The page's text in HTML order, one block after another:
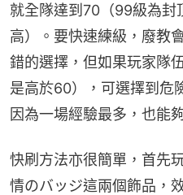
就全隊達到70（99級為封
高）。要快速練級，廢教
錯的選擇，但如果玩家隊
是高於60），可選擇到危
因為一場經驗最多，也能
快刷方法亦很簡單，首先
情のバッジ這兩個飾品，